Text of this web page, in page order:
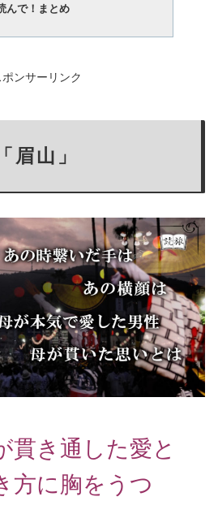
んで！まとめ
ポンサーリンク
「眉山」
貫き通した愛と
方に胸をうつ